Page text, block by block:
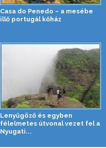
Casa do Penedo – a mesébe
illő portugál kőház
Lenyűgöző és egyben
félelmetes útvonal vezet fel a
Nyugati...